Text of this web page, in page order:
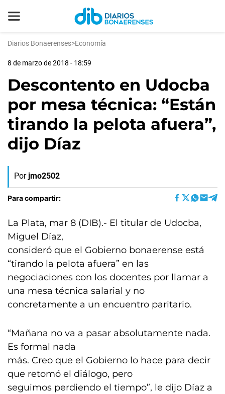
Diarios Bonaerenses>Economía
8 de marzo de 2018 - 18:59
Descontento en Udocba
por mesa técnica: “Están
tirando la pelota afuera”,
dijo Díaz
Por jmo2502
Para compartir:
La Plata, mar 8 (DIB).- El titular de Udocba,
Miguel Díaz,
consideró que el Gobierno bonaerense está
“tirando la pelota afuera” en las
negociaciones con los docentes por llamar a
una mesa técnica salarial y no
concretamente a un encuentro paritario.
“Mañana no va a pasar absolutamente nada.
Es formal nada
más. Creo que el Gobierno lo hace para decir
que retomó el diálogo, pero
seguimos perdiendo el tiempo”, le dijo Díaz a